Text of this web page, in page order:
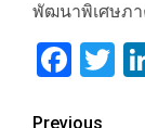
พัฒนาพิเศษภ
Previous